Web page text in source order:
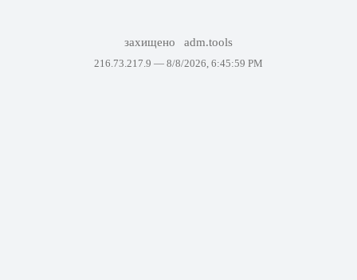
захищено adm.tools
216.73.217.9 — 8/8/2026, 6:45:59 PM